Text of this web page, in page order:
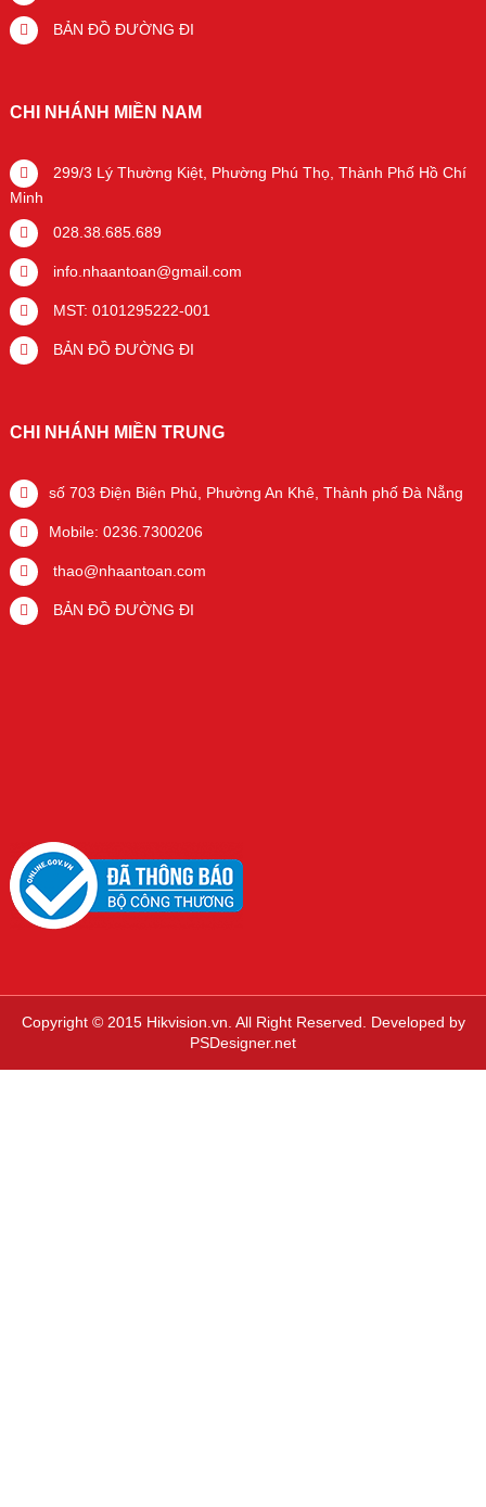
BẢN ĐỒ ĐƯỜNG ĐI
CHI NHÁNH MIỀN NAM
299/3 Lý Thường Kiệt, Phường Phú Thọ, Thành Phố Hồ Chí
Minh
028.38.685.689
info.nhaantoan@gmail.com
MST: 0101295222-001
BẢN ĐỒ ĐƯỜNG ĐI
CHI NHÁNH MIỀN TRUNG
số 703 Điện Biên Phủ, Phường An Khê, Thành phố Đà Nẵng
Mobile: 0236.7300206
thao@nhaantoan.com
BẢN ĐỒ ĐƯỜNG ĐI
Copyright © 2015 Hikvision.vn. All Right Reserved. Developed by
PSDesigner.net